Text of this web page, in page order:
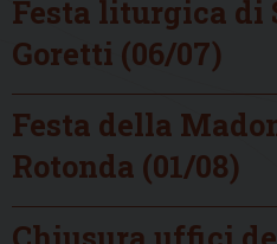
Festa liturgica di
Goretti (06/07)
Festa della
Rotonda (01/08)